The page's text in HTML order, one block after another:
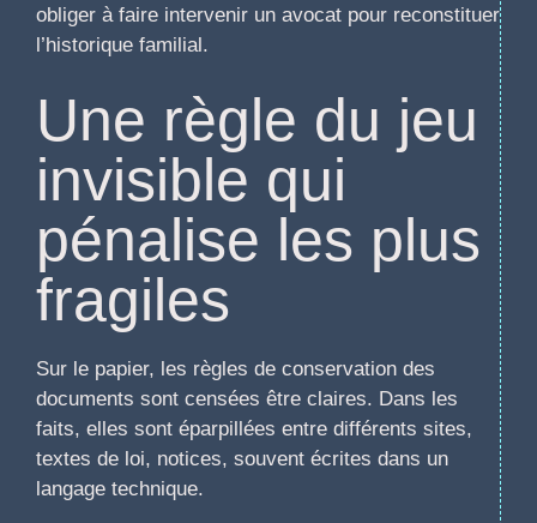
obliger à faire intervenir un avocat pour reconstituer
l’historique familial.
Une règle du jeu
invisible qui
pénalise les plus
fragiles
Sur le papier, les règles de conservation des
documents sont censées être claires. Dans les
faits, elles sont éparpillées entre différents sites,
textes de loi, notices, souvent écrites dans un
langage technique.